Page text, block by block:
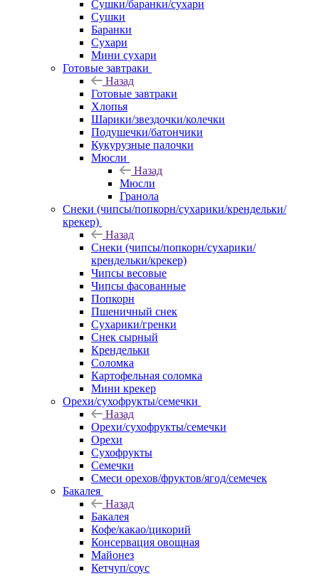
Сушки/баранки/сухари
Сушки
Баранки
Сухари
Мини сухари
Готовые завтраки
Назад
Готовые завтраки
Хлопья
Шарики/звездочки/колечки
Подушечки/батончики
Кукурузные палочки
Мюсли
Назад
Мюсли
Гранола
Снеки (чипсы/попкорн/сухарики/крендельки/
крекер)
Назад
Снеки (чипсы/попкорн/сухарики/
крендельки/крекер)
Чипсы весовые
Чипсы фасованные
Попкорн
Пшеничный снек
Сухарики/гренки
Снек сырный
Крендельки
Соломка
Картофельная соломка
Мини крекер
Орехи/сухофрукты/семечки
Назад
Орехи/сухофрукты/семечки
Орехи
Сухофрукты
Семечки
Смеси орехов/фруктов/ягод/семечек
Бакалея
Назад
Бакалея
Кофе/какао/цикорий
Консервация овощная
Майонез
Кетчуп/соус